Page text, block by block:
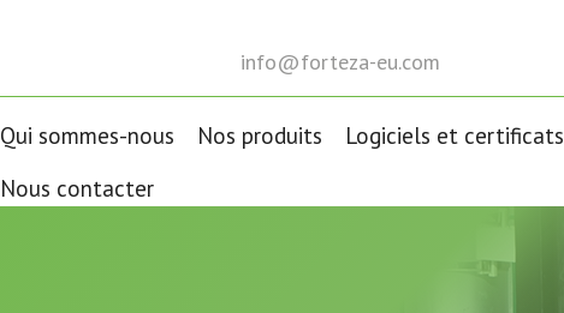
info@forteza-eu.com
Qui sommes-nous Nos produits
Logiciels et certificats
Nous contacter